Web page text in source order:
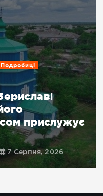
Подробиці
прислужує
7 Серпня, 2026